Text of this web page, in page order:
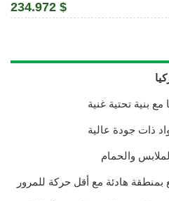
234.972 $
بنية تحتية غنية
ذات جودة عالية
والحمام
هادئة مع أقل حركة للمرور